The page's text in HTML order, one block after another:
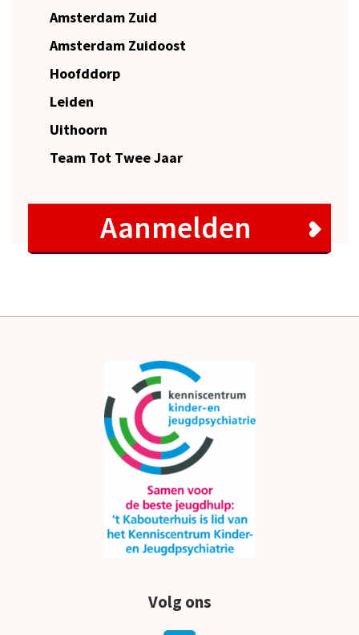
Amsterdam Zuid
Amsterdam Zuidoost
Hoofddorp
Leiden
Uithoorn
Team Tot Twee Jaar
Aanmelden
Volg ons